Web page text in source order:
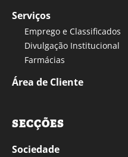
Serviços
Emprego e Classificados
Divulgação Institucional
Farmácias
Área de Cliente
SECÇÕES
Sociedade